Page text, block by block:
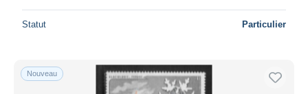
Statut Particulier
Nouveau